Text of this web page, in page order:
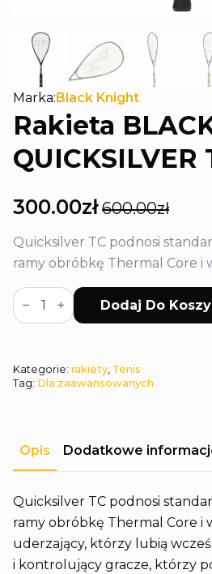
Marka: Black Knight
Rakieta
QUICKSILVER
600.00zł
Pierwotna
cena
wynosiła:
600.00zł.
300.00zł
Aktualna
cena
wynosi:
300.00zł.
Quicksilver TC podnosi
ramy obróbkę Thermal Core i
ilość
Rakieta
BLACK
Dodaj Do
Kategorie: rakiety, Tenis
Tag: Dla zaawansowanych
Opis Dodatkowe
Quicksilver TC podnosi
ramy obróbkę Thermal Core i
uderzający, którzy lubią
i kontrolujący gracze, którzy